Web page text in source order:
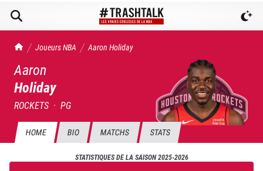
TrashTalk Actu NBA
Joueurs NBA Aaron Holiday
Aaron
Holiday
ROCKETS · PG
HOME BIO MATCHS STATS
STATISTIQUES DE LA SAISON2025-2026